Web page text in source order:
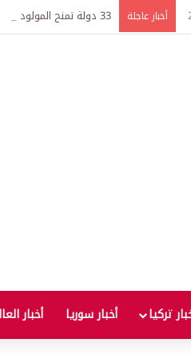
أخبار عاجلة 33 دولة تمنح المولود جنسيتها فورًا.. ما قصة «حق الأرض» وهل يستفيد الوالدان؟
تركيا أخبار سوريا أخبار